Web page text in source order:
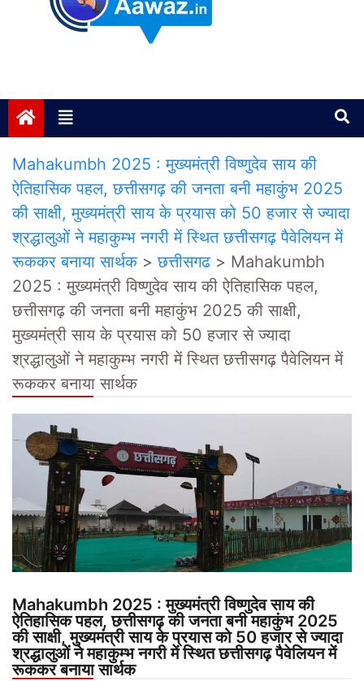
Mahakumbh 2025 : मुख्यमंत्री विष्णुदेव साय की
ऐतिहासिक पहल, छत्तीसगढ़ की जनता बनी महाकुंभ 2025
की साक्षी, मुख्यमंत्री साय के प्रयास को 50 हजार से ज्यादा
श्रद्धालुओं ने महाकुम्भ नगरी में स्थित छत्तीसगढ़ पैवेलियन में
रूककर बनाया सार्थक>छत्तीसगढ > Mahakumbh
2025 : मुख्यमंत्री विष्णुदेव साय की ऐतिहासिक पहल,
छत्तीसगढ़ की जनता बनी महाकुंभ 2025 की साक्षी,
मुख्यमंत्री साय के प्रयास को 50 हजार से ज्यादा
श्रद्धालुओं ने महाकुम्भ नगरी में स्थित छत्तीसगढ़ पैवेलियन में
रूककर बनाया सार्थक
Mahakumbh 2025 : मुख्यमंत्री विष्णुदेव साय की
ऐतिहासिक पहल, छत्तीसगढ़ की जनता बनी महाकुंभ 2025
की साक्षी, मुख्यमंत्री साय के प्रयास को 50 हजार से ज्यादा
श्रद्धालुओं ने महाकुम्भ नगरी में स्थित छत्तीसगढ़ पैवेलियन में
रूककर बनाया सार्थक